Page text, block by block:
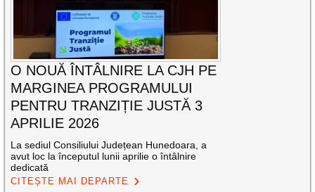
O NOUĂ ÎNTÂLNIRE LA CJH PE
MARGINEA PROGRAMULUI
PENTRU TRANZIȚIE JUSTĂ 3
APRILIE 2026
La sediul Consiliului Județean Hunedoara, a
avut loc la începutul lunii aprilie o întâlnire
dedicată
CITEȘTE MAI DEPARTE